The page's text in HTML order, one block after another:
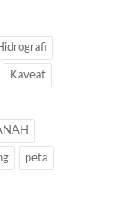
Kaveat
peta